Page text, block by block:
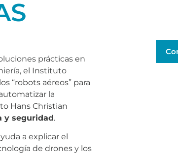
prácticas en
el Instituto
“robots aéreos” para
la
Hans Christian
y seguridad.
a explicar el
de drones y los